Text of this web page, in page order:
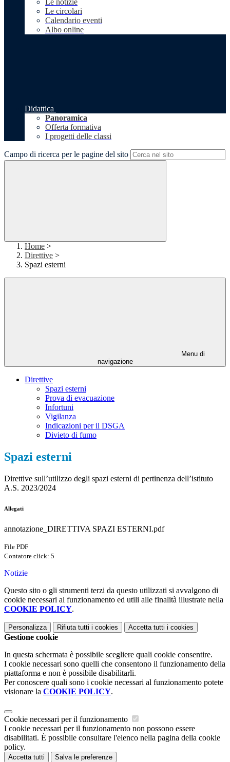
Le notizie
Le circolari
Calendario eventi
Albo online
Didattica
Panoramica
Offerta formativa
I progetti delle classi
Campo di ricerca per le pagine del sito
Home >
Direttive >
Spazi esterni
Menu di
navigazione
Direttive
Spazi esterni
Prova di evacuazione
Infortuni
Vigilanza
Indicazioni per il DSGA
Divieto di fumo
Spazi esterni
Direttive sull’utilizzo degli spazi esterni di pertinenza dell’istituto
A.S. 2023/2024
Allegati
annotazione_DIRETTIVA SPAZI ESTERNI.pdf
File PDF
Contatore click: 5
Notizie
Questo sito o gli strumenti terzi da questo utilizzati si avvalgono di
cookie necessari al funzionamento ed utili alle finalità illustrate nella
COOKIE POLICY.
Personalizza Rifiuta tutti i cookies Accetta tutti i cookies
Gestione cookie
In questa schermata è possibile scegliere quali cookie consentire.
I cookie necessari sono quelli che consentono il funzionamento della
piattaforma e non è possibile disabilitarli.
Per conoscere quali sono i cookie necessari al funzionamento potete
visionare la COOKIE POLICY.
Cookie necessari per il funzionamento
I cookie necessari per il funzionamento non possono essere
disabilitati. È possibile consultare l'elenco nella pagina della cookie
policy.
Accetta tutti Salva le preferenze